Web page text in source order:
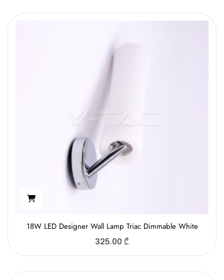
18W LED Designer Wall Lamp Triac Dimmable White
325.00 ₾